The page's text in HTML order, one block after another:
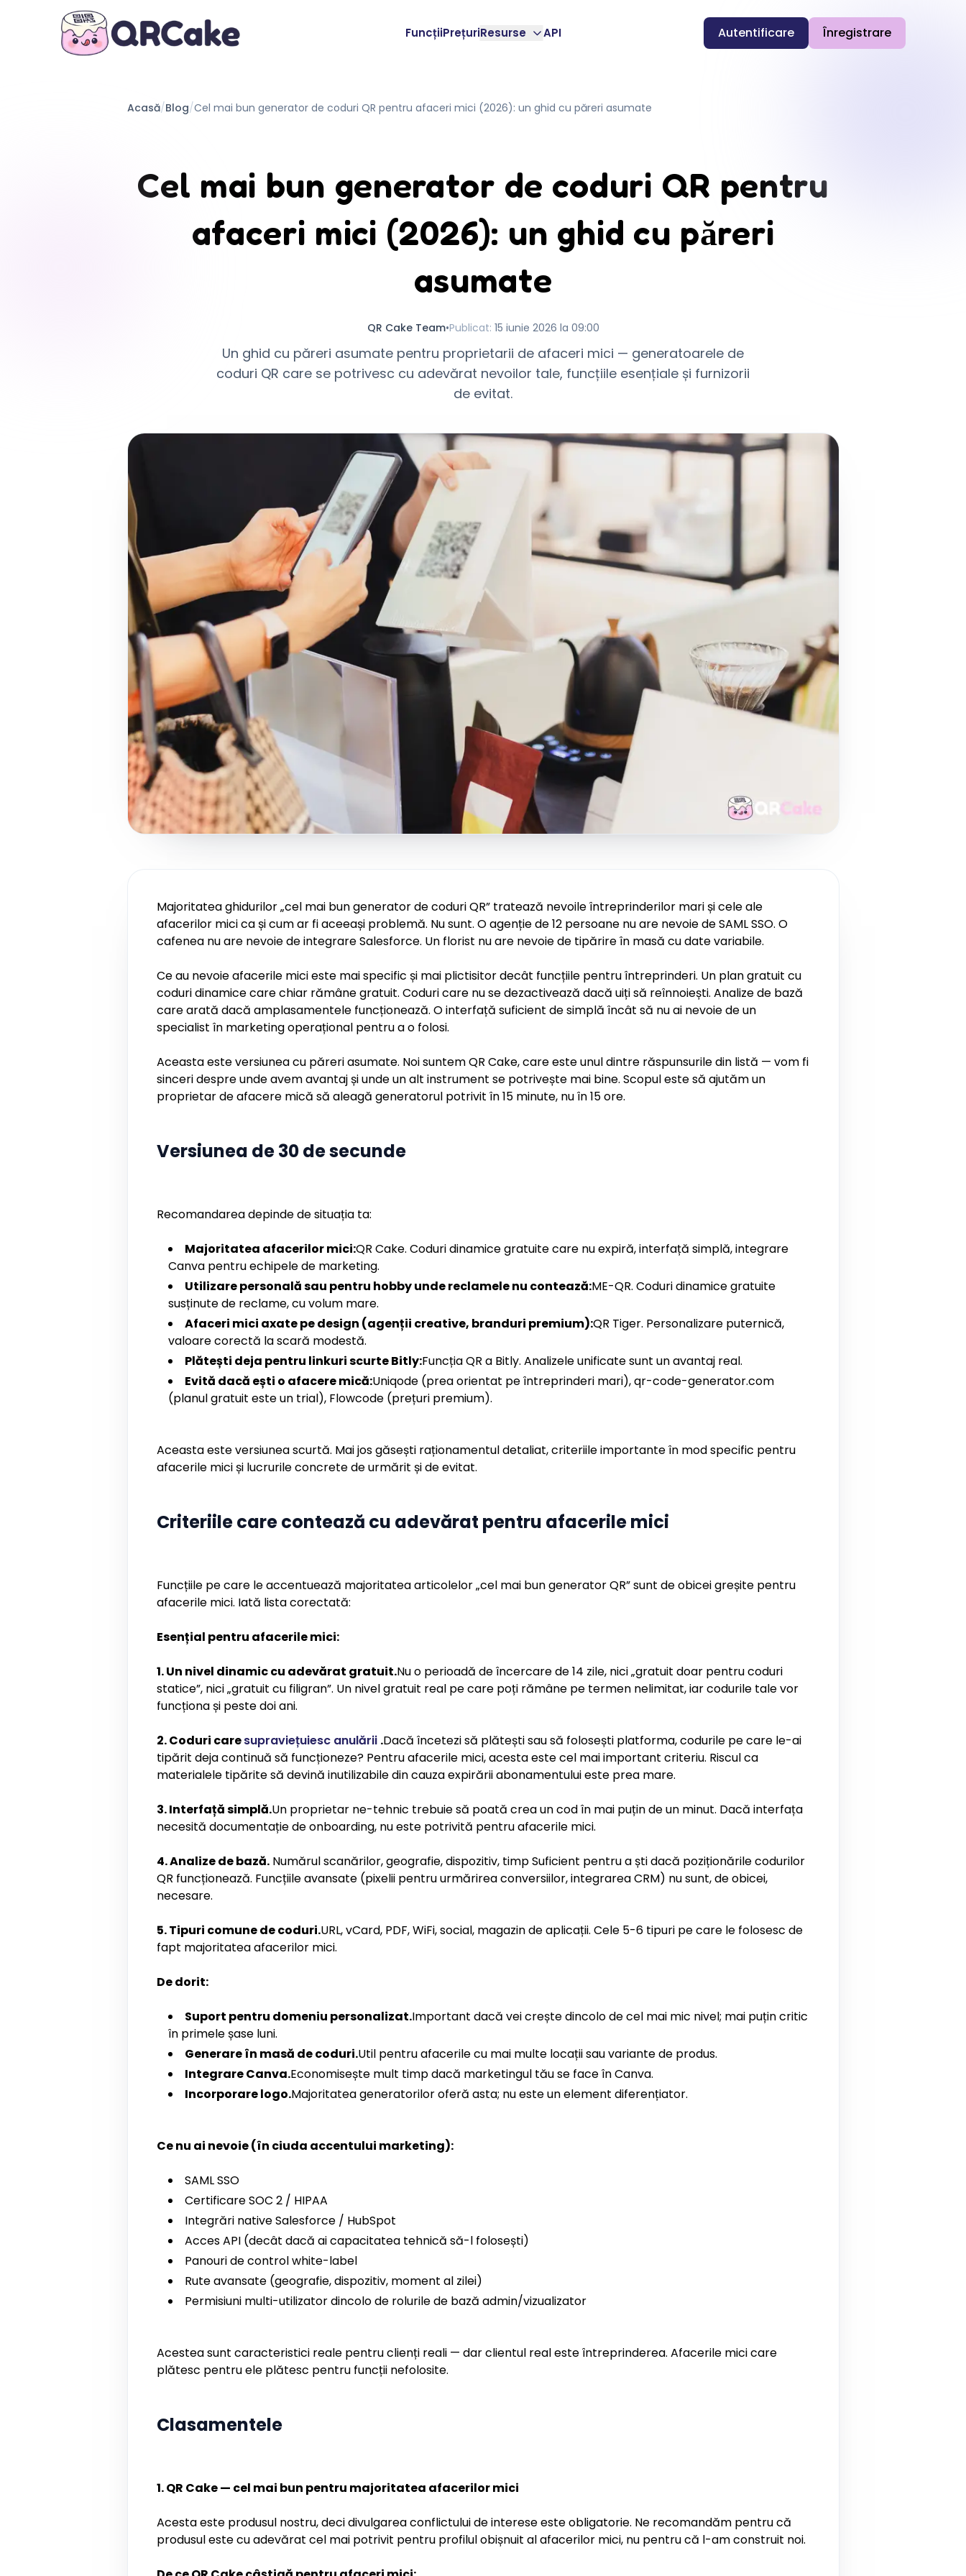
FuncțiiPrețuriResurse API Autentificare Înregistrare
Acasă/Blog/Cel mai bun generator de coduri QR pentru afaceri mici (2026): un ghid cu păreri asumate
Cel mai bun generator de coduri QR pentru
afaceri mici (2026): un ghid cu păreri
asumate
QR Cake Team•Publicat: 15 iunie 2026 la 09:00
Un ghid cu păreri asumate pentru proprietarii de afaceri mici — generatoarele de
coduri QR care se potrivesc cu adevărat nevoilor tale, funcțiile esențiale și furnizorii
de evitat.
Majoritatea ghidurilor „cel mai bun generator de coduri QR” tratează nevoile întreprinderilor mari și cele ale
afacerilor mici ca și cum ar fi aceeași problemă. Nu sunt. O agenție de 12 persoane nu are nevoie de SAML SSO. O
cafenea nu are nevoie de integrare Salesforce. Un florist nu are nevoie de tipărire în masă cu date variabile.
Ce au nevoie afacerile mici este mai specific și mai plictisitor decât funcțiile pentru întreprinderi. Un plan gratuit cu
coduri dinamice care chiar rămâne gratuit. Coduri care nu se dezactivează dacă uiți să reînnoiești. Analize de bază
care arată dacă amplasamentele funcționează. O interfață suficient de simplă încât să nu ai nevoie de un
specialist în marketing operațional pentru a o folosi.
Aceasta este versiunea cu păreri asumate. Noi suntem QR Cake, care este unul dintre răspunsurile din listă — vom fi
sinceri despre unde avem avantaj și unde un alt instrument se potrivește mai bine. Scopul este să ajutăm un
proprietar de afacere mică să aleagă generatorul potrivit în 15 minute, nu în 15 ore.
Versiunea de 30 de secunde
Recomandarea depinde de situația ta:
Majoritatea afacerilor mici:QR Cake. Coduri dinamice gratuite care nu expiră, interfață simplă, integrare
Canva pentru echipele de marketing.
Utilizare personală sau pentru hobby unde reclamele nu contează:ME-QR. Coduri dinamice gratuite
susținute de reclame, cu volum mare.
Afaceri mici axate pe design (agenții creative, branduri premium):QR Tiger. Personalizare puternică,
valoare corectă la scară modestă.
Plătești deja pentru linkuri scurte Bitly:Funcția QR a Bitly. Analizele unificate sunt un avantaj real.
Evită dacă ești o afacere mică:Uniqode (prea orientat pe întreprinderi mari), qr-code-generator.com
(planul gratuit este un trial), Flowcode (prețuri premium).
Aceasta este versiunea scurtă. Mai jos găsești raționamentul detaliat, criteriile importante în mod specific pentru
afacerile mici și lucrurile concrete de urmărit și de evitat.
Criteriile care contează cu adevărat pentru afacerile mici
Funcțiile pe care le accentuează majoritatea articolelor „cel mai bun generator QR” sunt de obicei greșite pentru
afacerile mici. Iată lista corectată:
Esențial pentru afacerile mici:
1. Un nivel dinamic cu adevărat gratuit.Nu o perioadă de încercare de 14 zile, nici „gratuit doar pentru coduri
statice”, nici „gratuit cu filigran”. Un nivel gratuit real pe care poți rămâne pe termen nelimitat, iar codurile tale vor
funcționa și peste doi ani.
2. Coduri caresupraviețuiesc anulării .Dacă încetezi să plătești sau să folosești platforma, codurile pe care le-ai
tipărit deja continuă să funcționeze? Pentru afacerile mici, acesta este cel mai important criteriu. Riscul ca
materialele tipărite să devină inutilizabile din cauza expirării abonamentului este prea mare.
3. Interfață simplă.Un proprietar ne-tehnic trebuie să poată crea un cod în mai puțin de un minut. Dacă interfața
necesită documentație de onboarding, nu este potrivită pentru afacerile mici.
4. Analize de bază.Numărul scanărilor, geografie, dispozitiv, timp Suficient pentru a ști dacă poziționările codurilor
QR funcționează. Funcțiile avansate (pixelii pentru urmărirea conversiilor, integrarea CRM) nu sunt, de obicei,
necesare.
5. Tipuri comune de coduri.URL, vCard, PDF, WiFi, social, magazin de aplicații. Cele 5-6 tipuri pe care le folosesc de
fapt majoritatea afacerilor mici.
De dorit:
Suport pentru domeniu personalizat.Important dacă vei crește dincolo de cel mai mic nivel; mai puțin critic
în primele șase luni.
Generare în masă de coduri.Util pentru afacerile cu mai multe locații sau variante de produs.
Integrare Canva.Economisește mult timp dacă marketingul tău se face în Canva.
Incorporare logo.Majoritatea generatorilor oferă asta; nu este un element diferențiator.
Ce nu ai nevoie (în ciuda accentului marketing):
SAML SSO
Certificare SOC 2 / HIPAA
Integrări native Salesforce / HubSpot
Acces API (decât dacă ai capacitatea tehnică să-l folosești)
Panouri de control white-label
Rute avansate (geografie, dispozitiv, moment al zilei)
Permisiuni multi-utilizator dincolo de rolurile de bază admin/vizualizator
Acestea sunt caracteristici reale pentru clienți reali — dar clientul real este întreprinderea. Afacerile mici care
plătesc pentru ele plătesc pentru funcții nefolosite.
Clasamentele
1. QR Cake — cel mai bun pentru majoritatea afacerilor mici
Acesta este produsul nostru, deci divulgarea conflictului de interese este obligatorie. Ne recomandăm pentru că
produsul este cu adevărat cel mai potrivit pentru profilul obișnuit al afacerilor mici, nu pentru că l-am construit noi.